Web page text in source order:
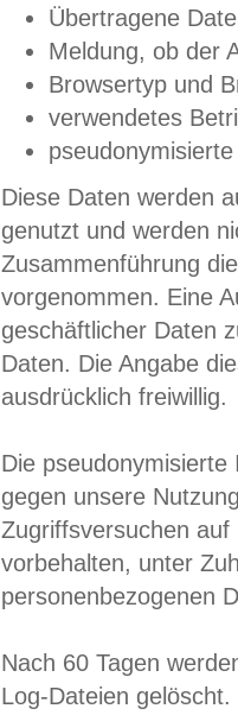
Übertragene
Meldung, ob der
Browsertyp und
verwendetes
Diese Daten werden
genutzt und werden
Zusammenführung
vorgenommen. Eine
geschäftlicher Daten
Daten. Die Angabe
ausdrücklich freiwillig.
Die
gegen unsere
Zugriffsversuchen
vorbehalten, unter
personenbezogenen
Nach 60 Tagen
Log-Dateien